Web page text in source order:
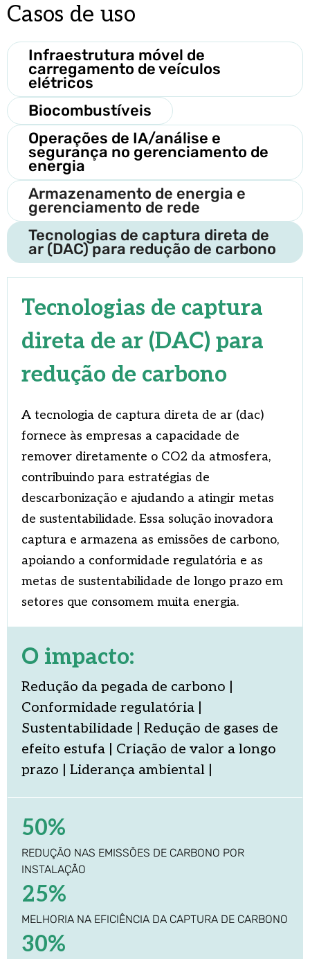
Casos de uso
Infraestrutura móvel de
carregamento de veículos
elétricos
Biocombustíveis
Operações de IA/análise e
segurança no gerenciamento de
energia
Armazenamento de energia e
gerenciamento de rede
Tecnologias de captura direta de
ar (DAC) para redução de carbono
Tecnologias de captura
direta de ar (DAC) para
redução de carbono
A tecnologia de captura direta de ar (dac)
fornece às empresas a capacidade de
remover diretamente o CO2 da atmosfera,
contribuindo para estratégias de
descarbonização e ajudando a atingir metas
de sustentabilidade. Essa solução inovadora
captura e armazena as emissões de carbono,
apoiando a conformidade regulatória e as
metas de sustentabilidade de longo prazo em
setores que consomem muita energia.
O impacto:
Redução da pegada de carbono |
Conformidade regulatória |
Sustentabilidade | Redução de gases de
efeito estufa | Criação de valor a longo
prazo | Liderança ambiental |
50%
REDUÇÃO NAS EMISSÕES DE CARBONO POR
INSTALAÇÃO
25%
MELHORIA NA EFICIÊNCIA DA CAPTURA DE CARBONO
30%